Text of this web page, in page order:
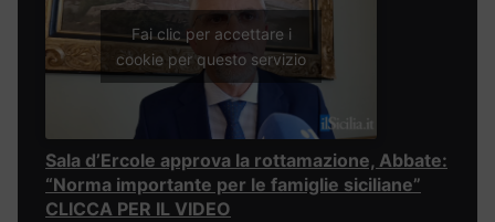
Fai clic per accettare i
cookie per questo servizio
Sala d’Ercole approva la rottamazione, Abbate:
“Norma importante per le famiglie siciliane”
CLICCA PER IL VIDEO